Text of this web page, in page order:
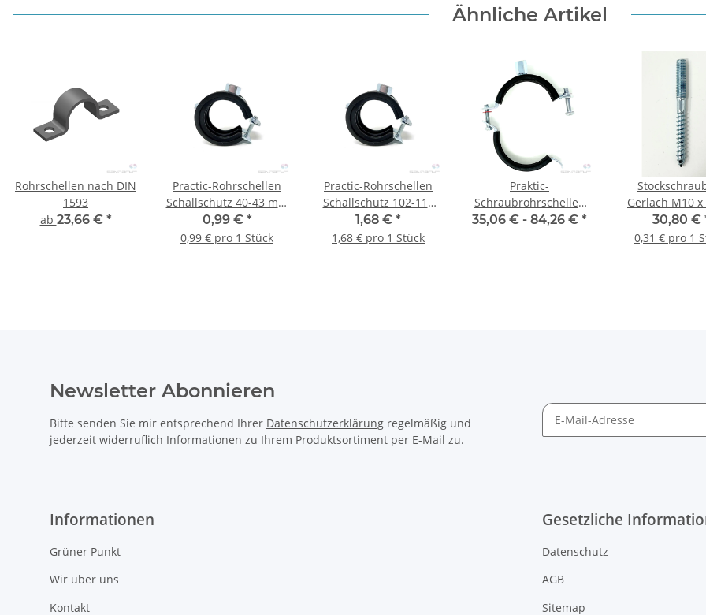
Ähnliche Artikel
Rohrschellen nach DIN
1593
ab 23,66 € *
Practic-Rohrschellen
Schallschutz 40-43 mm
M8/M10 1 1/4" 1 Stück
0,99 € *
0,99 € pro 1 Stück
Practic-Rohrschellen
Schallschutz 102-116
mm - 1 Stück
1,68 € *
1,68 € pro 1 Stück
Praktic-
Schraubrohrschellen
mit Schallschutzeinlage
35,06 € - 84,26 € *
Gerlach M10 x
Stck.
30,80 €
0,31 € pro 1
Newsletter Abonnieren
Bitte senden Sie mir entsprechend Ihrer Datenschutzerklärung regelmäßig und
jederzeit widerruflich Informationen zu Ihrem Produktsortiment per E-Mail zu.
Informationen
Grüner Punkt
Wir über uns
Kontakt
Gesetzliche
Datenschutz
AGB
Sitemap